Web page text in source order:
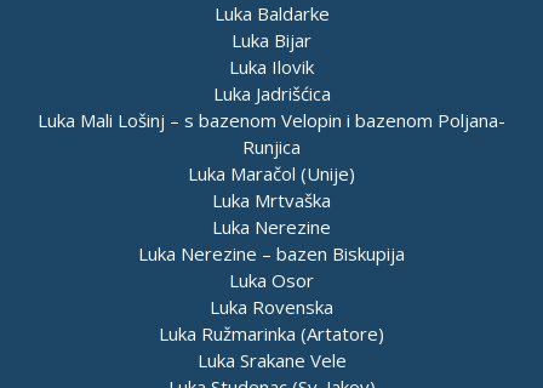
Luka Baldarke
Luka Bijar
Luka Ilovik
Luka Jadrišćica
Luka Mali Lošinj – s bazenom Velopin i bazenom Poljana-
Runjica
Luka Maračol (Unije)
Luka Mrtvaška
Luka Nerezine
Luka Nerezine – bazen Biskupija
Luka Osor
Luka Rovenska
Luka Ružmarinka (Artatore)
Luka Srakane Vele